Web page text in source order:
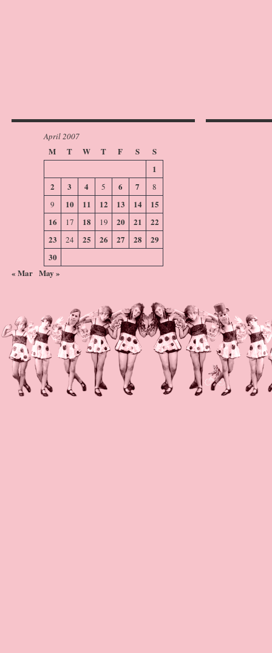
April 2007
M T W T F S
S
1
2
3 4 5 6 7
8
9
10 11 12 13 14
15
16
17 18 19 20 21
22
23
24 25 26 27 28
29
30
« Mar May »